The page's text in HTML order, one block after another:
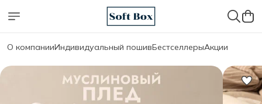
О компанииИндивидуальный пошивБестселлерыАкции